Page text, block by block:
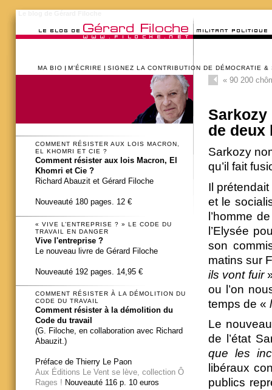
MA BIO M’ÉCRIRE SIGNEZ LA CONTRIBUTION DE DÉMOCRATIE &
«90 200
Sarkozy
de deux
Sarkozy
qu’il fait
Il
et le
l’homme
l’Elysée
son
matins sur
ils vont fuir
ou l’on
temps de «
Le
de l’état
que les
libéraux
publics
COMMENT RÉSISTER AUX LOIS MACRON,
EL KHOMRI ET CIE ?
Comment résister aux lois Macron, El
Khomri et Cie ?
Richard Abauzit et Gérard Filoche
Nouveauté 180 pages. 12 €
« VIVE L’ENTREPRISE ? » LE CODE DU
TRAVAIL EN DANGER
Vive l'entreprise ?
Le nouveau livre de Gérard Filoche
Nouveauté 192 pages. 14,95 €
COMMENT RÉSISTER À LA DÉMOLITION DU
CODE DU TRAVAIL
Comment résister à la démolition du
Code du travail
(G. Filoche, en collaboration avec Richard
Abauzit.)
Préface de Thierry Le Paon
Aux Éditions Le Vent se lève, collection Ô
Rages ! Nouveauté 116 p. 10 euros